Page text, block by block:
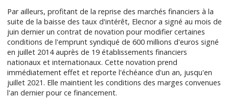
Par ailleurs, profitant de la reprise des marchés financiers à la
suite de la baisse des taux d'intérêt, Elecnor a signé au mois de
juin dernier un contrat de novation pour modifier certaines
conditions de l'emprunt syndiqué de 600 millions d'euros signé
en juillet 2014 auprès de 19 établissements financiers
nationaux et internationaux. Cette novation prend
immédiatement effet et reporte l'échéance d'un an, jusqu'en
juillet 2021. Elle maintient les conditions des marges convenues
l'an dernier pour ce financement.